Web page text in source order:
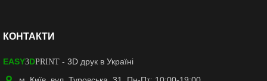
КОНТАКТИ
EASY3DPRINT - 3D друк в Україні